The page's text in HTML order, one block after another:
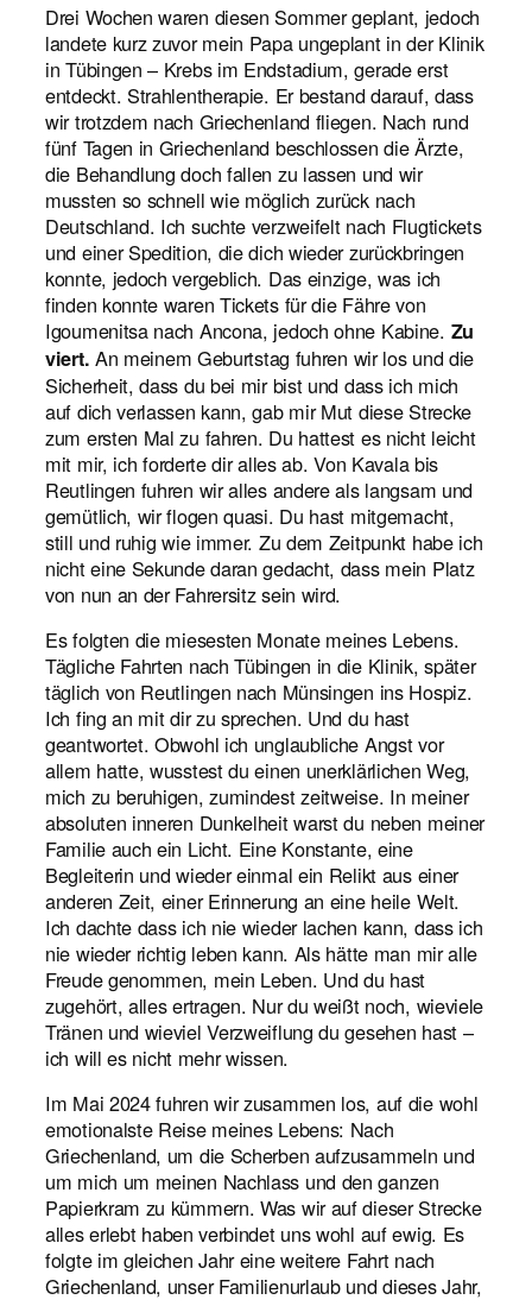
Drei Wochen waren diesen Sommer geplant, jedoch
landete kurz zuvor mein Papa ungeplant in der Klinik
in Tübingen – Krebs im Endstadium, gerade erst
entdeckt. Strahlentherapie. Er bestand darauf, dass
wir trotzdem nach Griechenland fliegen. Nach rund
fünf Tagen in Griechenland beschlossen die Ärzte,
die Behandlung doch fallen zu lassen und wir
mussten so schnell wie möglich zurück nach
Deutschland. Ich suchte verzweifelt nach Flugtickets
und einer Spedition, die dich wieder zurückbringen
konnte, jedoch vergeblich. Das einzige, was ich
finden konnte waren Tickets für die Fähre von
Igoumenitsa nach Ancona, jedoch ohne Kabine. Zu
viert. An meinem Geburtstag fuhren wir los und die
Sicherheit, dass du bei mir bist und dass ich mich
auf dich verlassen kann, gab mir Mut diese Strecke
zum ersten Mal zu fahren. Du hattest es nicht leicht
mit mir, ich forderte dir alles ab. Von Kavala bis
Reutlingen fuhren wir alles andere als langsam und
gemütlich, wir flogen quasi. Du hast mitgemacht,
still und ruhig wie immer. Zu dem Zeitpunkt habe ich
nicht eine Sekunde daran gedacht, dass mein Platz
von nun an der Fahrersitz sein wird.
Es folgten die miesesten Monate meines Lebens.
Tägliche Fahrten nach Tübingen in die Klinik, später
täglich von Reutlingen nach Münsingen ins Hospiz.
Ich fing an mit dir zu sprechen. Und du hast
geantwortet. Obwohl ich unglaubliche Angst vor
allem hatte, wusstest du einen unerklärlichen Weg,
mich zu beruhigen, zumindest zeitweise. In meiner
absoluten inneren Dunkelheit warst du neben meiner
Familie auch ein Licht. Eine Konstante, eine
Begleiterin und wieder einmal ein Relikt aus einer
anderen Zeit, einer Erinnerung an eine heile Welt.
Ich dachte dass ich nie wieder lachen kann, dass ich
nie wieder richtig leben kann. Als hätte man mir alle
Freude genommen, mein Leben. Und du hast
zugehört, alles ertragen. Nur du weißt noch, wieviele
Tränen und wieviel Verzweiflung du gesehen hast –
ich will es nicht mehr wissen.
Im Mai 2024 fuhren wir zusammen los, auf die wohl
emotionalste Reise meines Lebens: Nach
Griechenland, um die Scherben aufzusammeln und
um mich um meinen Nachlass und den ganzen
Papierkram zu kümmern. Was wir auf dieser Strecke
alles erlebt haben verbindet uns wohl auf ewig. Es
folgte im gleichen Jahr eine weitere Fahrt nach
Griechenland, unser Familienurlaub und dieses Jahr,